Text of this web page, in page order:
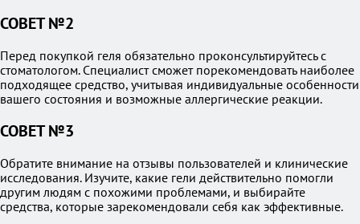
СОВЕТ №2
Перед покупкой геля обязательно проконсультируйтесь с
стоматологом. Специалист сможет порекомендовать наиболее
подходящее средство, учитывая индивидуальные особенности
вашего состояния и возможные аллергические реакции.
СОВЕТ №3
Обратите внимание на отзывы пользователей и клинические
исследования. Изучите, какие гели действительно помогли
другим людям с похожими проблемами, и выбирайте
средства, которые зарекомендовали себя как эффективные.